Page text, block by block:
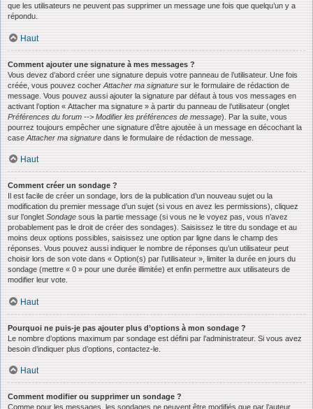
que les utilisateurs ne peuvent pas supprimer un message une fois que quelqu’un y a
répondu.
Haut
Comment ajouter une signature à mes messages ?
Vous devez d’abord créer une signature depuis votre panneau de l’utilisateur. Une fois
créée, vous pouvez cocher Attacher ma signature sur le formulaire de rédaction de
message. Vous pouvez aussi ajouter la signature par défaut à tous vos messages en
activant l’option « Attacher ma signature » à partir du panneau de l’utilisateur (onglet
Préférences du forum --> Modifier les préférences de message). Par la suite, vous
pourrez toujours empêcher une signature d’être ajoutée à un message en décochant la
case Attacher ma signature dans le formulaire de rédaction de message.
Haut
Comment créer un sondage ?
Il est facile de créer un sondage, lors de la publication d’un nouveau sujet ou la
modification du premier message d’un sujet (si vous en avez les permissions), cliquez
sur l’onglet Sondage sous la partie message (si vous ne le voyez pas, vous n’avez
probablement pas le droit de créer des sondages). Saisissez le titre du sondage et au
moins deux options possibles, saisissez une option par ligne dans le champ des
réponses. Vous pouvez aussi indiquer le nombre de réponses qu’un utilisateur peut
choisir lors de son vote dans « Option(s) par l’utilisateur », limiter la durée en jours du
sondage (mettre « 0 » pour une durée illimitée) et enfin permettre aux utilisateurs de
modifier leur vote.
Haut
Pourquoi ne puis-je pas ajouter plus d’options à mon sondage ?
Le nombre d’options maximum par sondage est défini par l’administrateur. Si vous avez
besoin d’indiquer plus d’options, contactez-le.
Haut
Comment modifier ou supprimer un sondage ?
Comme pour les messages, les sondages ne peuvent être modifiés que par l’auteur